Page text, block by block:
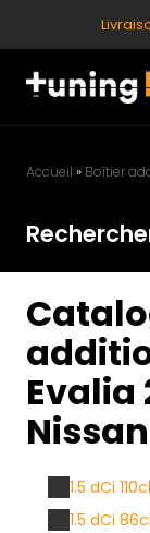
Accueil » Boîtier
Evalia
Nissan
1.5 dCi
1.5 dCi